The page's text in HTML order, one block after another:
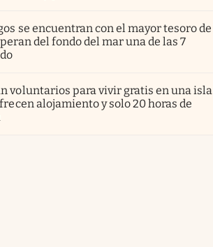
se encuentran con el mayor tesoro de
del fondo del mar una de las 7
voluntarios para vivir gratis en una isla
alojamiento y solo 20 horas de